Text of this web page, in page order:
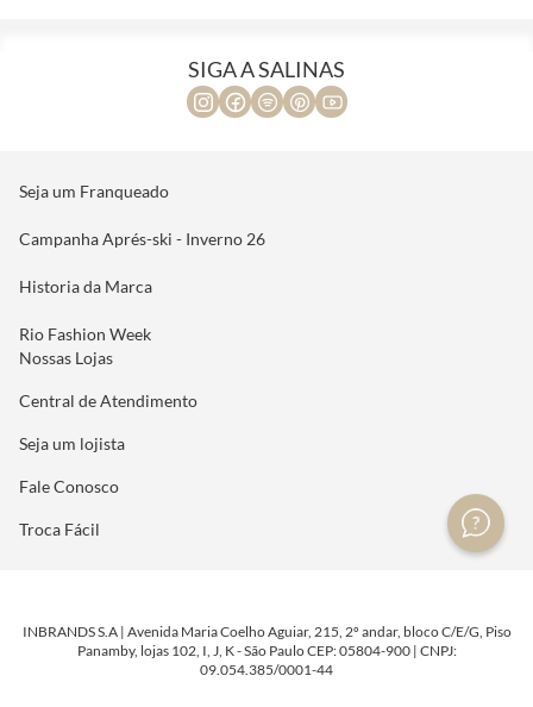
SIGA A SALINAS
Seja um Franqueado
Campanha Aprés-ski - Inverno 26
Historia da Marca
Rio Fashion Week
Nossas Lojas
Central de Atendimento
Seja um lojista
Fale Conosco
Troca Fácil
INBRANDS S.A | Avenida Maria Coelho Aguiar, 215, 2º andar, bloco C/E/G, Piso
Panamby, lojas 102, I, J, K - São Paulo CEP: 05804-900 | CNPJ:
09.054.385/0001-44